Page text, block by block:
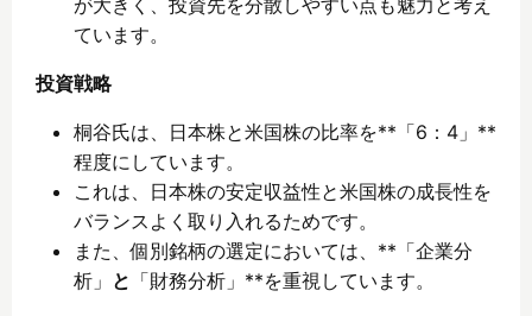
が大きく、投資先を分散しやすい点も魅力と考え
ています。
投資戦略
桐谷氏は、日本株と米国株の比率を**「6：4」**
程度にしています。
これは、日本株の安定収益性と米国株の成長性を
バランスよく取り入れるためです。
また、個別銘柄の選定においては、**「企業分
析」 と 「財務分析」**を重視しています。